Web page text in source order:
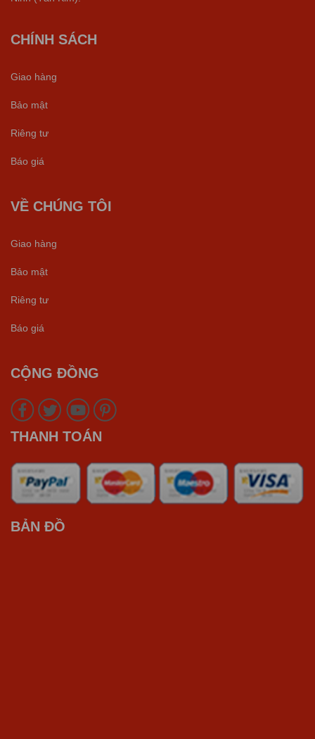
CHÍNH SÁCH
Giao hàng
Bảo mật
Riêng tư
Báo giá
VỀ CHÚNG TÔI
Giao hàng
Bảo mật
Riêng tư
Báo giá
CỘNG ĐỒNG
THANH TOÁN
BẢN ĐỒ